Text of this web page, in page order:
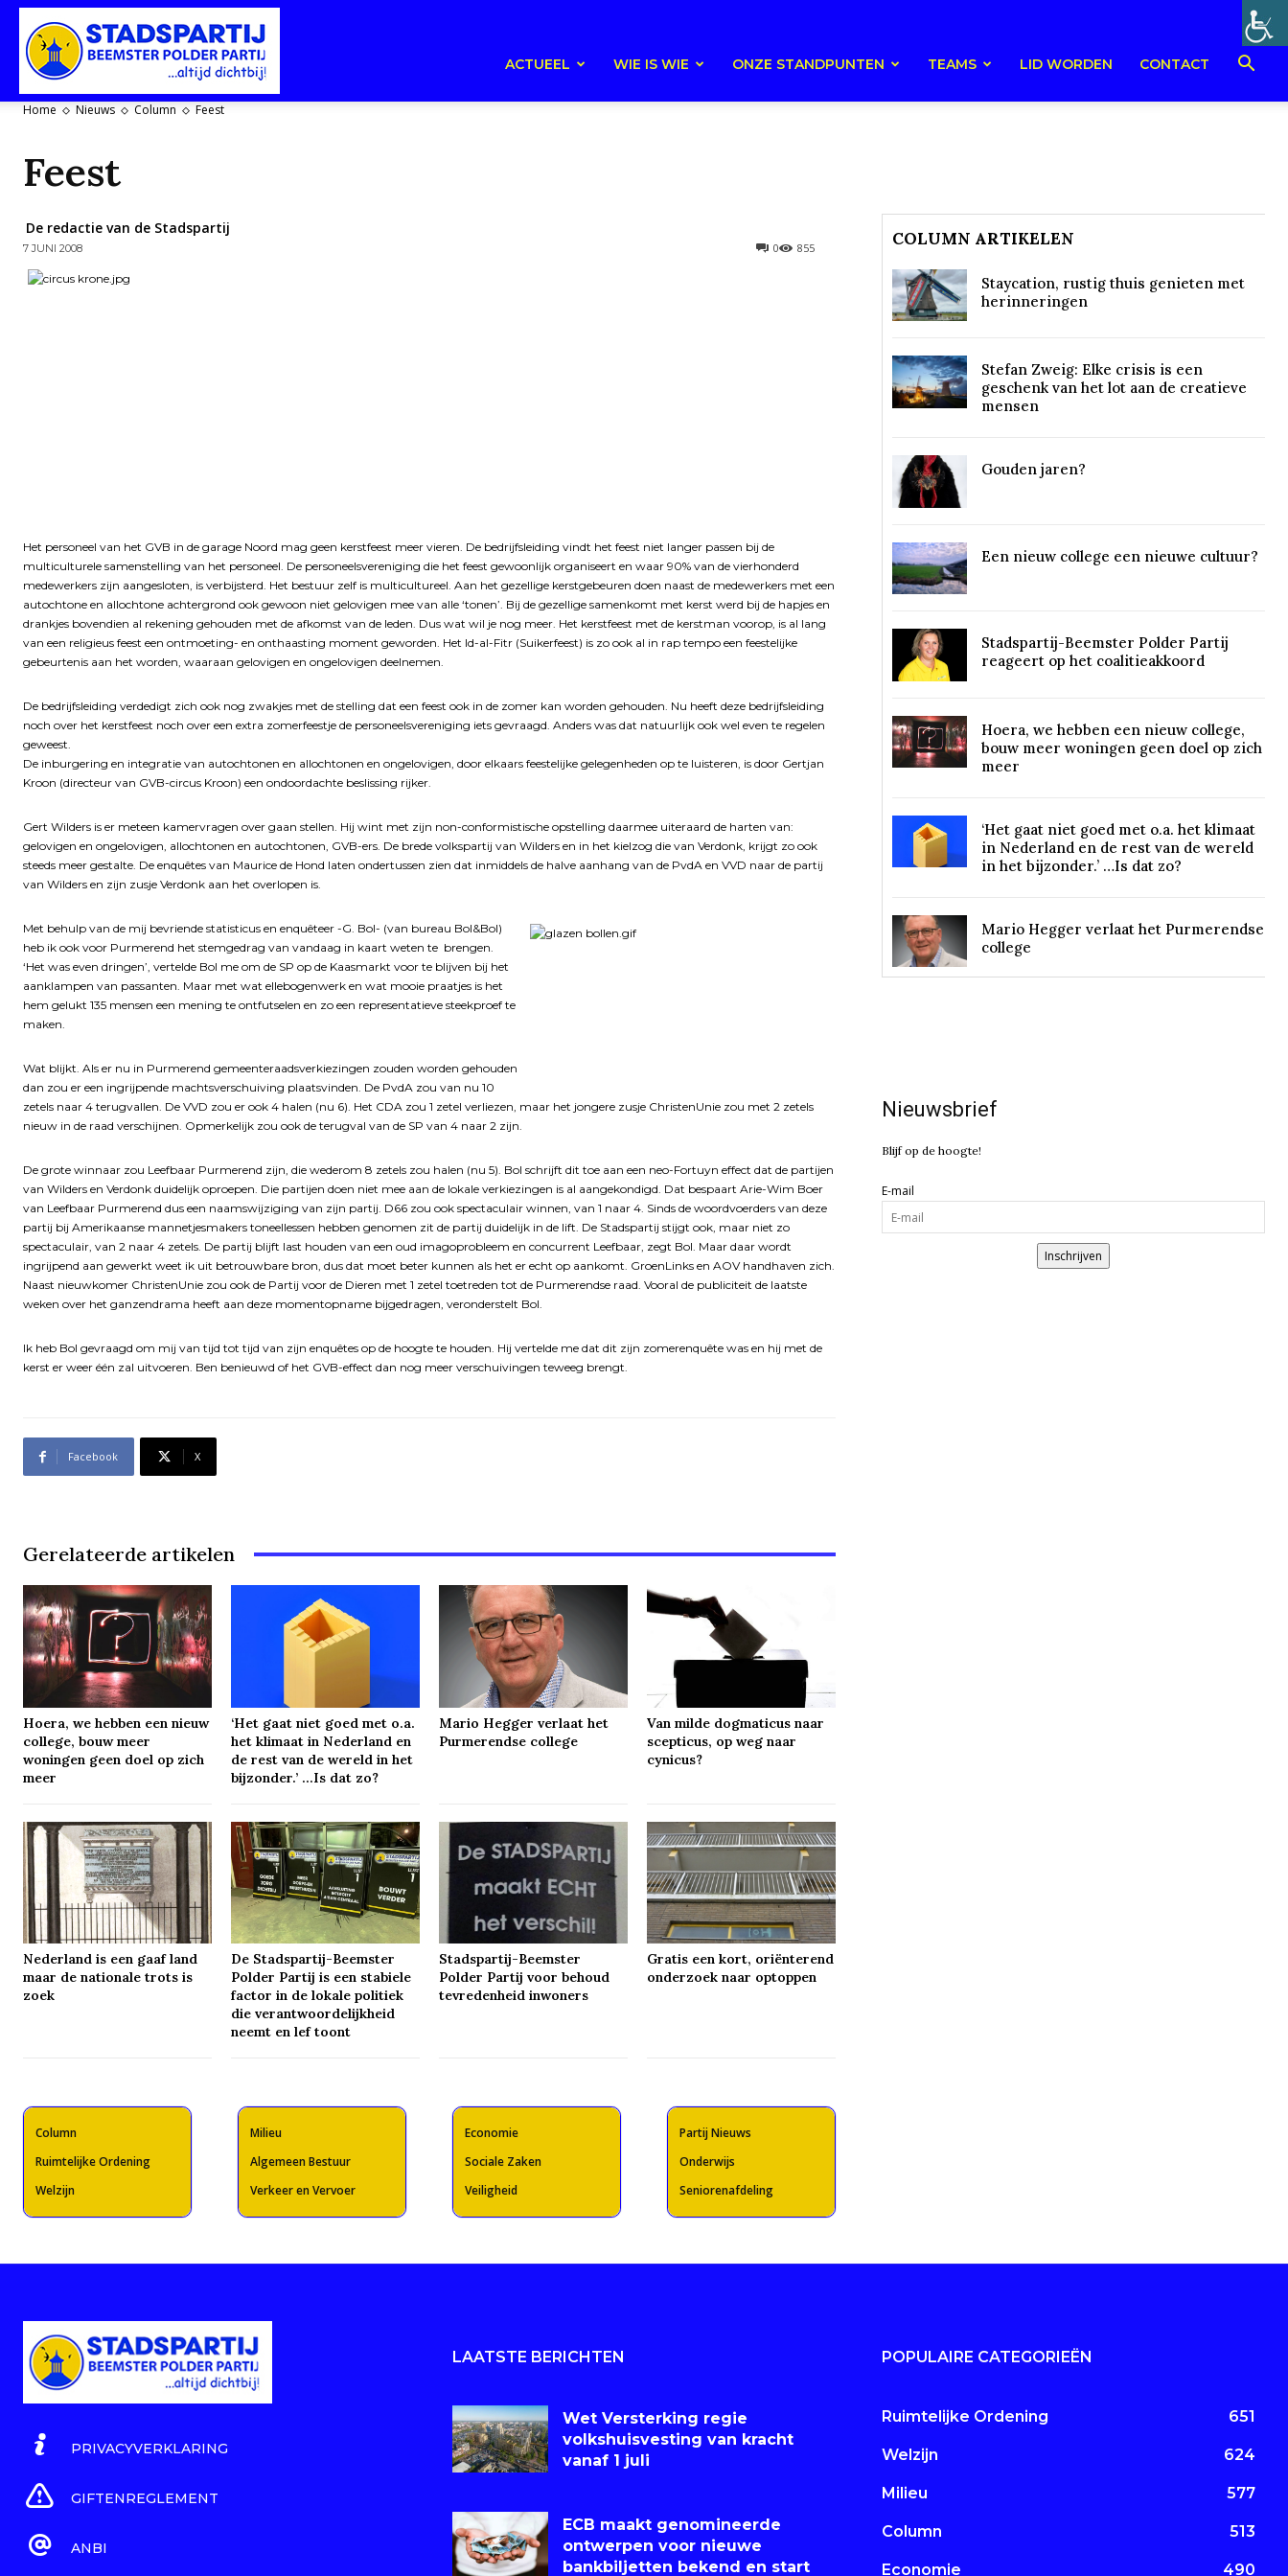
ACTUEEL WIE IS WIE ONZE STANDPUNTEN TEAMS LID WORDEN CONTACT
Home Nieuws Column Feest
Feest
De redactie van de Stadspartij
7 JUNI 2008 855
0
Het personeel van het GVB in de garage Noord mag geen kerstfeest meer vieren. De bedrijfsleiding vindt het feest niet langer passen bij de
multiculturele samenstelling van het personeel. De personeelsvereniging die het feest gewoonlijk organiseert en waar 90% van de vierhonderd
medewerkers zijn aangesloten, is verbijsterd. Het bestuur zelf is multicultureel. Aan het gezellige kerstgebeuren doen naast de medewerkers met een
autochtone en allochtone achtergrond ook gewoon niet gelovigen mee van alle ‘tonen’. Bij de gezellige samenkomt met kerst werd bij de hapjes en
drankjes bovendien al rekening gehouden met de afkomst van de leden. Dus wat wil je nog meer. Het kerstfeest met de kerstman voorop, is al lang
van een religieus feest een ontmoeting- en onthaasting moment geworden. Het Id-al-Fitr (Suikerfeest) is zo ook al in rap tempo een feestelijke
gebeurtenis aan het worden, waaraan gelovigen en ongelovigen deelnemen.
De bedrijfsleiding verdedigt zich ook nog zwakjes met de stelling dat een feest ook in de zomer kan worden gehouden. Nu heeft deze bedrijfsleiding
noch over het kerstfeest noch over een extra zomerfeestje de personeelsvereniging iets gevraagd. Anders was dat natuurlijk ook wel even te regelen
geweest.
De inburgering en integratie van autochtonen en allochtonen en ongelovigen, door elkaars feestelijke gelegenheden op te luisteren, is door Gertjan
Kroon (directeur van GVB-circus Kroon) een ondoordachte beslissing rijker.
Gert Wilders is er meteen kamervragen over gaan stellen. Hij wint met zijn non-conformistische opstelling daarmee uiteraard de harten van:
gelovigen en ongelovigen, allochtonen en autochtonen, GVB-ers. De brede volkspartij van Wilders en in het kielzog die van Verdonk, krijgt zo ook
steeds meer gestalte. De enquêtes van Maurice de Hond laten ondertussen zien dat inmiddels de halve aanhang van de PvdA en VVD naar de partij
van Wilders en zijn zusje Verdonk aan het overlopen is.
Met behulp van de mij bevriende statisticus en enquêteer -G. Bol- (van bureau Bol&Bol)
heb ik ook voor Purmerend het stemgedrag van vandaag in kaart weten te brengen.
‘Het was even dringen’, vertelde Bol me om de SP op de Kaasmarkt voor te blijven bij het
aanklampen van passanten. Maar met wat ellebogenwerk en wat mooie praatjes is het
hem gelukt 135 mensen een mening te ontfutselen en zo een representatieve steekproef te
maken.
Wat blijkt. Als er nu in Purmerend gemeenteraadsverkiezingen zouden worden gehouden
dan zou er een ingrijpende machtsverschuiving plaatsvinden. De PvdA zou van nu 10
zetels naar 4 terugvallen. De VVD zou er ook 4 halen (nu 6). Het CDA zou 1 zetel verliezen, maar het jongere zusje ChristenUnie zou met 2 zetels
nieuw in de raad verschijnen. Opmerkelijk zou ook de terugval van de SP van 4 naar 2 zijn.
De grote winnaar zou Leefbaar Purmerend zijn, die wederom 8 zetels zou halen (nu 5). Bol schrijft dit toe aan een neo-Fortuyn effect dat de partijen
van Wilders en Verdonk duidelijk oproepen. Die partijen doen niet mee aan de lokale verkiezingen is al aangekondigd. Dat bespaart Arie-Wim Boer
van Leefbaar Purmerend dus een naamswijziging van zijn partij. D66 zou ook spectaculair winnen, van 1 naar 4. Sinds de woordvoerders van deze
partij bij Amerikaanse mannetjesmakers toneellessen hebben genomen zit de partij duidelijk in de lift. De Stadspartij stijgt ook, maar niet zo
spectaculair, van 2 naar 4 zetels. De partij blijft last houden van een oud imagoprobleem en concurrent Leefbaar, zegt Bol. Maar daar wordt
ingrijpend aan gewerkt weet ik uit betrouwbare bron, dus dat moet beter kunnen als het er echt op aankomt. GroenLinks en AOV handhaven zich.
Naast nieuwkomer ChristenUnie zou ook de Partij voor de Dieren met 1 zetel toetreden tot de Purmerendse raad. Vooral de publiciteit de laatste
weken over het ganzendrama heeft aan deze momentopname bijgedragen, veronderstelt Bol.
Ik heb Bol gevraagd om mij van tijd tot tijd van zijn enquêtes op de hoogte te houden. Hij vertelde me dat dit zijn zomerenquête was en hij met de
kerst er weer één zal uitvoeren. Ben benieuwd of het GVB-effect dan nog meer verschuivingen teweeg brengt.
Facebook X
Gerelateerde artikelen
Hoera, we hebben een nieuw
college, bouw meer
woningen geen doel op zich
meer
‘Het gaat niet goed met o.a.
het klimaat in Nederland en
de rest van de wereld in het
bijzonder.’ …Is dat zo?
Mario Hegger verlaat het
Purmerendse college
Van milde dogmaticus naar
scepticus, op weg naar
cynicus?
Nederland is een gaaf land
maar de nationale trots is
zoek
De Stadspartij-Beemster
Polder Partij is een stabiele
factor in de lokale politiek
die verantwoordelijkheid
neemt en lef toont
Stadspartij-Beemster
Polder Partij voor behoud
tevredenheid inwoners
Gratis een kort, oriënterend
onderzoek naar optoppen
Column
Ruimtelijke Ordening
Welzijn
Milieu
Algemeen Bestuur
Verkeer en Vervoer
Economie
Sociale Zaken
Veiligheid
Partij Nieuws
Onderwijs
Seniorenafdeling
COLUMN ARTIKELEN
Staycation, rustig thuis genieten met
herinneringen
Stefan Zweig: Elke crisis is een
geschenk van het lot aan de creatieve
mensen
Gouden jaren?
Een nieuw college een nieuwe cultuur?
Stadspartij-Beemster Polder Partij
reageert op het coalitieakkoord
Hoera, we hebben een nieuw college,
bouw meer woningen geen doel op zich
meer
‘Het gaat niet goed met o.a. het klimaat
in Nederland en de rest van de wereld
in het bijzonder.’ …Is dat zo?
Mario Hegger verlaat het Purmerendse
college
Nieuwsbrief
Blijf op de hoogte!
E-mail
Inschrijven
PRIVACYVERKLARING
GIFTENREGLEMENT
ANBI
LAATSTE BERICHTEN
Wet Versterking regie
volkshuisvesting van kracht
vanaf 1 juli
ECB maakt genomineerde
ontwerpen voor nieuwe
bankbiljetten bekend en start
POPULAIRE CATEGORIEËN
Ruimtelijke Ordening 651
Welzijn 624
Milieu 577
Column 513
Economie 490